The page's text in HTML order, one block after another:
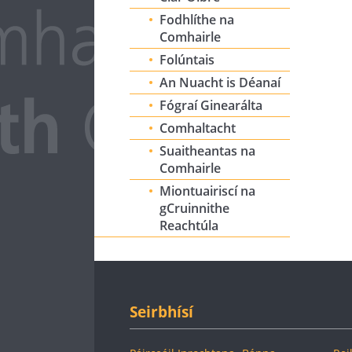
Fodhlíthe na
Comhairle
Folúntais
An Nuacht is Déanaí
Fógraí Ginearálta
Comhaltacht
Suaitheantas na
Comhairle
Miontuairiscí na
gCruinnithe
Reachtúla
Seirbhísí